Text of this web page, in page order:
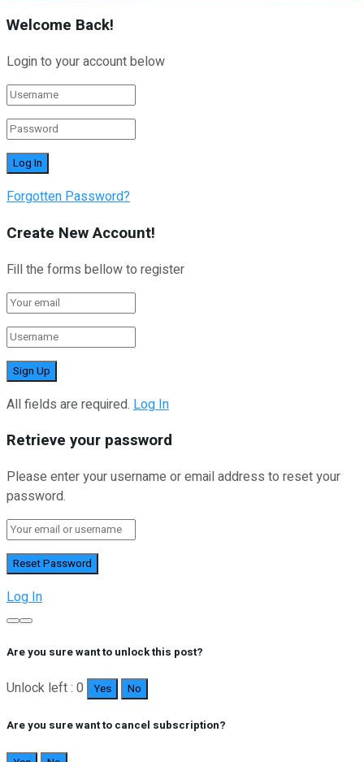
Welcome Back!
Login to your account below
Forgotten Password?
Create New Account!
Fill the forms bellow to register
All fields are required. Log In
Retrieve your password
Please enter your username or email address to reset your
password.
Log In
Are you sure want to unlock this post?
Unlock left : 0 Yes No
Are you sure want to cancel subscription?